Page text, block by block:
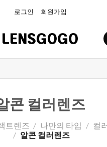
로그인 회원가입
콘 컬러렌즈
트렌즈 / 나만의 타입 / 컬
/ 알콘 컬러렌즈